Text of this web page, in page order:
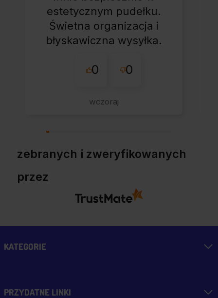
estetycznym pudełku.
Świetna organizacja i
błyskawiczna wysyłka.
sklepu nie pierwszy
wszystko perfekt.
0 0
wczoraj
zebranych i zweryfikowanych
przez
KATEGORIE
PRZYDATNE LINKI